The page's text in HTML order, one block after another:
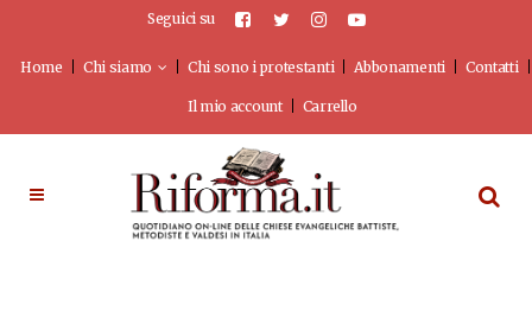
Seguici su
Home Chi siamo Chi sono i protestanti Abbonamenti Contatti
Il mio account Carrello